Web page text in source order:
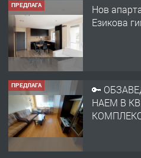
ПРЕДЛАГА
Нов
Езикова
ПРЕДЛАГА
🔑
НАЕМ В